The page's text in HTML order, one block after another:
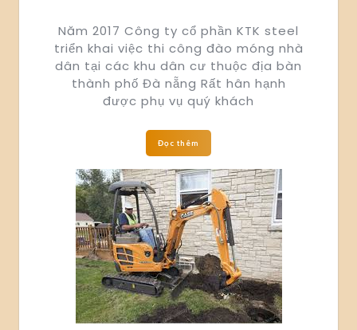
Năm 2017 Công ty cổ phần KTK steel
triển khai việc thi công đào móng nhà
dân tại các khu dân cư thuộc địa bàn
thành phố Đà nẵng Rất hân hạnh
được phụ vụ quý khách
Đọc thêm